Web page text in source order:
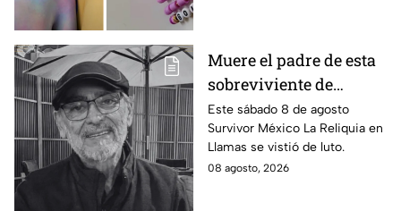
Muere el padre de esta
sobreviviente de
Survivor México La
Reliquia en Llamas
Este sábado 8 de agosto
Survivor México La Reliquia en
Llamas se vistió de luto.
08 agosto, 2026